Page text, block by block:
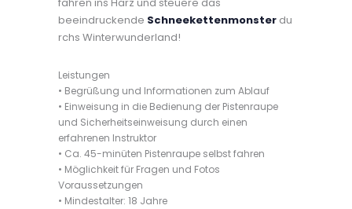
beeindruckende Schneekettenmonster du
rchs Winterwunderland!
Leistungen
• Begrüßung und Informationen zum Ablauf
• Einweisung in die Bedienung der Pistenraupe
und Sicherheitseinweisung durch einen
erfahrenen Instruktor
• Ca. 45-minüten Pistenraupe selbst fahren
• Möglichkeit für Fragen und Fotos
Voraussetzungen
• Mindestalter: 18 Jahre